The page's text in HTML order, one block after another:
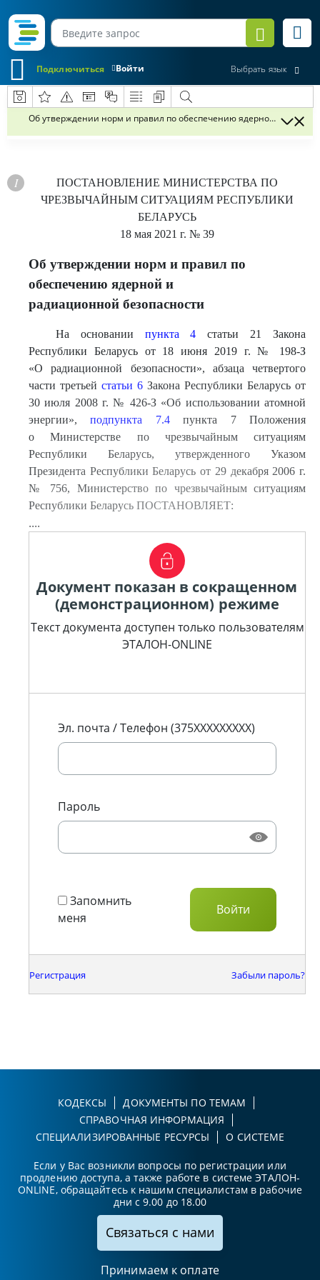
Войти
Подключиться Выбрать язык
Об утверждении норм и правил по обеспечению ядерной и
ПОСТАНОВЛЕНИЕ МИНИСТЕРСТВА ПО
ЧРЕЗВЫЧАЙНЫМ СИТУАЦИЯМ РЕСПУБЛИКИ
БЕЛАРУСЬ
18 мая 2021 г. № 39
Об утверждении норм и правил по
обеспечению ядерной и
радиационной безопасности
На основании пункта 4 статьи 21 Закона
Республики Беларусь от 18 июня 2019 г. № 198-З
«О радиационной безопасности», абзаца четвертого
части третьей статьи 6 Закона Республики Беларусь от
30 июля 2008 г. № 426-З «Об использовании атомной
энергии»,подпункта 7.4пункта 7 Положения
о Министерстве по чрезвычайным ситуациям
Республики Беларусь, утвержденного Указом
Президента Республики Беларусь от 29 декабря 2006 г.
№ 756, Министерство по чрезвычайным ситуациям
Республики Беларусь ПОСТАНОВЛЯЕТ:
....
Документ показан в сокращенном
(демонстрационном) режиме
Текст документа доступен только пользователям
ЭТАЛОН-ONLINE
Эл. почта / Телефон (375XXXXXXXXX)
Пароль
Запомнить
меня
Регистрация Забыли пароль?
КОДЕКСЫ
ДОКУМЕНТЫ ПО ТЕМАМ
СПРАВОЧНАЯ ИНФОРМАЦИЯ
СПЕЦИАЛИЗИРОВАННЫЕ РЕСУРСЫ
О СИСТЕМЕ
Если у Вас возникли вопросы по регистрации или
продлению доступа, а также работе в системе ЭТАЛОН-
ONLINE, обращайтесь к нашим специалистам в рабочие
дни с 9.00 до 18.00
Связаться с нами
Принимаем к оплате